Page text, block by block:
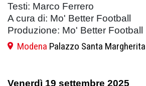
Testi: Marco Ferrero
A cura di: Mo' Better Football
Produzione: Mo' Better Football
Modena Palazzo Santa Margherita
Venerdì 19 settembre 2025